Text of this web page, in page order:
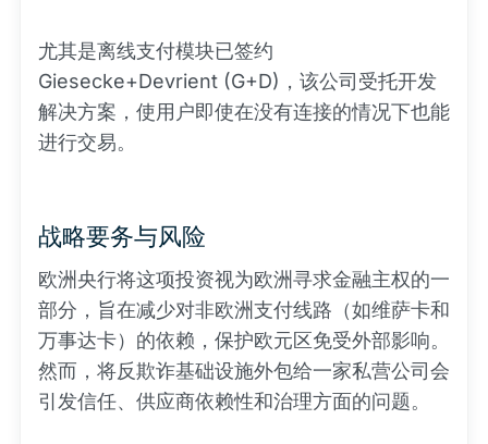
尤其是离线支付模块已签约
Giesecke+Devrient (G+D)，该公司受托开发
解决方案，使用户即使在没有连接的情况下也能
进行交易。
战略要务与风险
欧洲央行将这项投资视为欧洲寻求金融主权的一
部分，旨在减少对非欧洲支付线路（如维萨卡和
万事达卡）的依赖，保护欧元区免受外部影响。
然而，将反欺诈基础设施外包给一家私营公司会
引发信任、供应商依赖性和治理方面的问题。